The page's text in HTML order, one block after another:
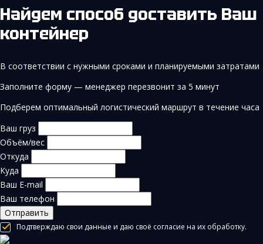
Найдем способ доставить Ваш
контейнер
В соответствии с нужными сроками и планируемыми затратами
Заполните форму — менеджер перезвонит за 5 минут
Подберем оптимальный логистический маршрут в течение часа
Ваш груз
Объём/вес
Откуда
Куда
Ваш E-mail
Ваш телефон
Отправить
Подтверждаю свои данные и даю своё согласие на их обработку.